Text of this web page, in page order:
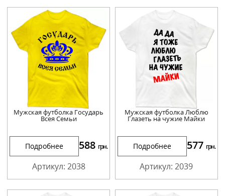
Мужская футболка Государь
Всея Семьи
Подробнее 588 грн.
Артикул: 2038
Мужская футболка Люблю
Глазеть на чужие Майки
Подробнее 577 грн.
Артикул: 2039